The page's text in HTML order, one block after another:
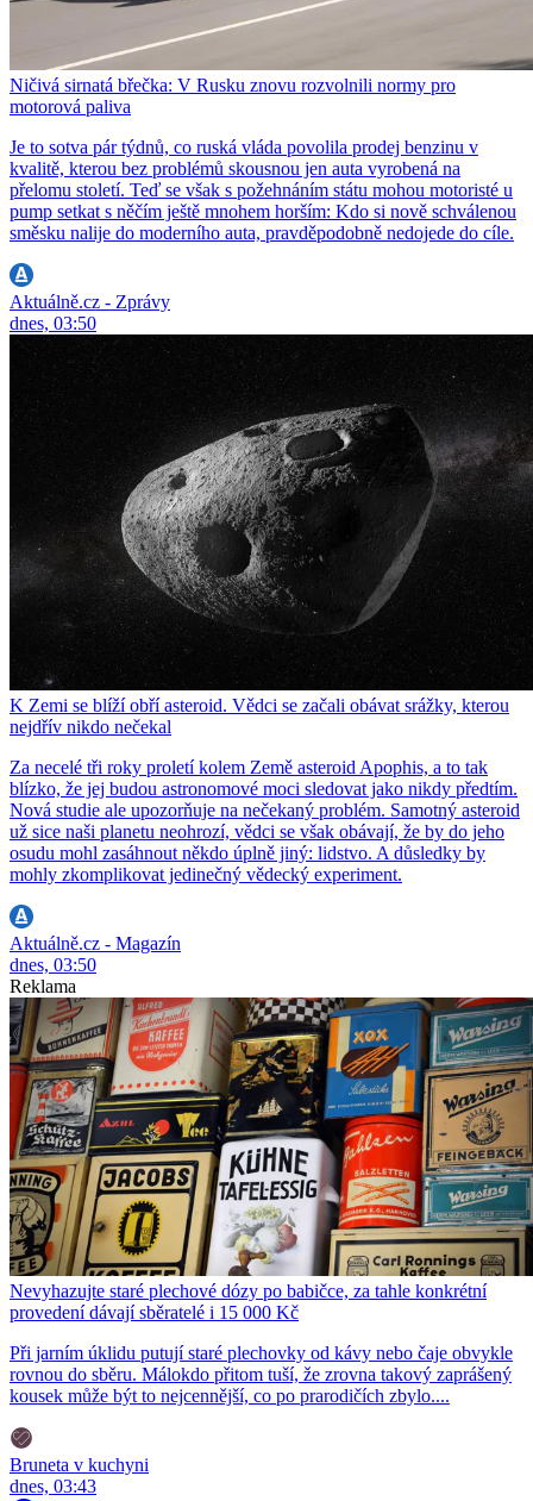
Ničivá sirnatá břečka: V Rusku znovu rozvolnili normy pro
motorová paliva
Je to sotva pár týdnů, co ruská vláda povolila prodej benzinu v
kvalitě, kterou bez problémů skousnou jen auta vyrobená na
přelomu století. Teď se však s požehnáním státu mohou motoristé u
pump setkat s něčím ještě mnohem horším: Kdo si nově schválenou
směsku nalije do moderního auta, pravděpodobně nedojede do cíle.
Aktuálně.cz - Zprávy
dnes, 03:50
K Zemi se blíží obří asteroid. Vědci se začali obávat srážky, kterou
nejdřív nikdo nečekal
Za necelé tři roky proletí kolem Země asteroid Apophis, a to tak
blízko, že jej budou astronomové moci sledovat jako nikdy předtím.
Nová studie ale upozorňuje na nečekaný problém. Samotný asteroid
už sice naši planetu neohrozí, vědci se však obávají, že by do jeho
osudu mohl zasáhnout někdo úplně jiný: lidstvo. A důsledky by
mohly zkomplikovat jedinečný vědecký experiment.
Aktuálně.cz - Magazín
dnes, 03:50
Reklama
Nevyhazujte staré plechové dózy po babičce, za tahle konkrétní
provedení dávají sběratelé i 15 000 Kč
Při jarním úklidu putují staré plechovky od kávy nebo čaje obvykle
rovnou do sběru. Málokdo přitom tuší, že zrovna takový zaprášený
kousek může být to nejcennější, co po prarodičích zbylo....
Bruneta v kuchyni
dnes, 03:43